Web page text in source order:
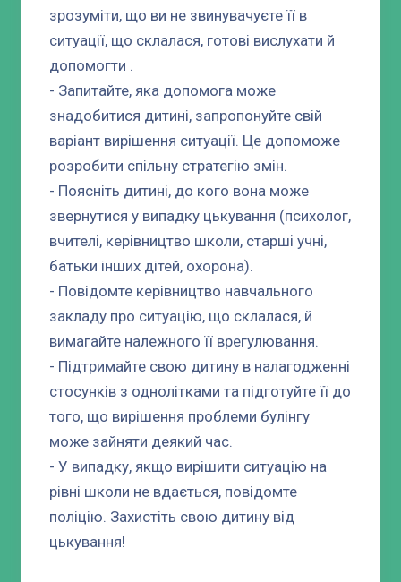
зрозуміти, що ви не звинувачуєте її в
ситуації, що склалася, готові вислухати й
допомогти .
- Запитайте, яка допомога може
знадобитися дитині, запропонуйте свій
варіант вирішення ситуації. Це допоможе
розробити спільну стратегію змін.
- Поясніть дитині, до кого вона може
звернутися у випадку цькування (психолог,
вчителі, керівництво школи, старші учні,
батьки інших дітей, охорона).
- Повідомте керівництво навчального
закладу про ситуацію, що склалася, й
вимагайте належного її врегулювання.
- Підтримайте свою дитину в налагодженні
стосунків з однолітками та підготуйте її до
того, що вирішення проблеми булінгу
може зайняти деякий час.
- У випадку, якщо вирішити ситуацію на
рівні школи не вдається, повідомте
поліцію. Захистіть свою дитину від
цькування!